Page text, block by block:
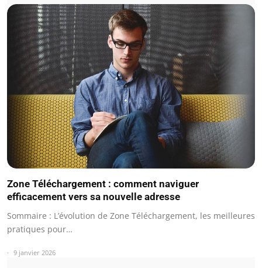
Zone Téléchargement : comment naviguer
efficacement vers sa nouvelle adresse
Sommaire : L’évolution de Zone Téléchargement, les meilleures
pratiques pour…
9 janvier 2026